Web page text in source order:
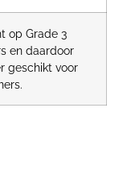
op Grade 3
en daardoor
geschikt voor